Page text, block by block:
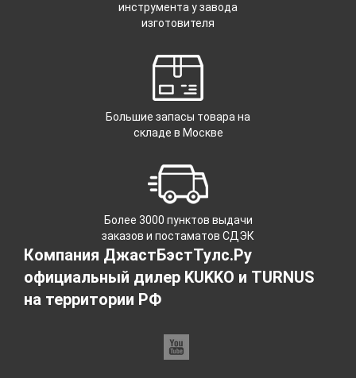
инструмента у завода
изготовителя
Большие запасы товара на
складе в Москве
Более 3000 пунктов выдачи
заказов и постаматов СДЭК
Компания ДжастБэстТулс.Ру
официальный дилер KUKKO и TURNUS
на территории РФ